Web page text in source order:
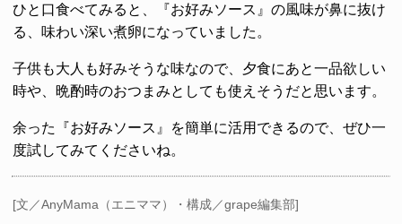
ひと口食べてみると、『お好みソース』の風味が鼻に抜け
る、味わい深い煮卵になっていました。
子供も大人も好みそうな味なので、夕食にあと一品欲しい
時や、晩酌時のおつまみとしても使えそうだと思います。
余った『お好みソース』を簡単に活用できるので、ぜひ一
度試してみてくださいね。
[文／AnyMama（エニママ）・構成／grape編集部]